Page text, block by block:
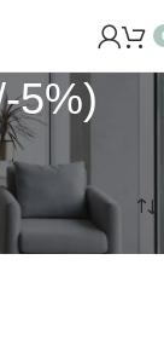
G. 29
5%)